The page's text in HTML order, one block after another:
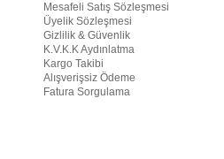
Mesafeli Satış Sözleşmesi
Üyelik Sözleşmesi
Gizlilik & Güvenlik
K.V.K.K Aydınlatma
Kargo Takibi
Alışverişsiz Ödeme
Fatura Sorgulama